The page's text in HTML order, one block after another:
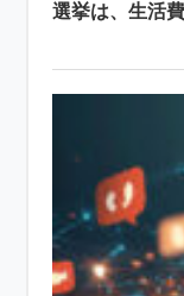
選挙は、生活